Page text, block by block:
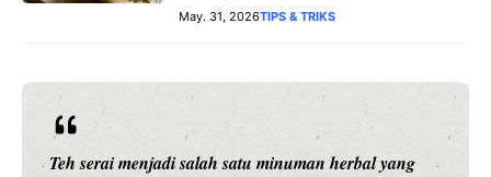
May. 31, 2026TIPS & TRIKS
Setiap anak adalah individu yang unik. Mereka